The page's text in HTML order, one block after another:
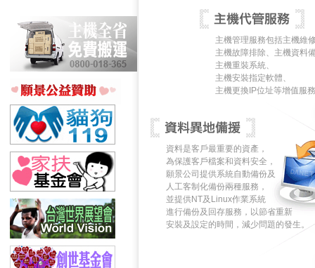
主機管理服務包括主機維
主機故障排除、主機資料
主機重裝系統、
主機安裝指定軟體、
主機更換IP位址等增值服
資料是客戶最重要的資產，
為保護客戶檔案和資料安全，
願景公司提供系統自動備份及
人工客制化備份兩種服務，
並提供NT及Linux作業系統
進行備份及回存服務，以節省重新
安裝及設定的時間，減少問題的發生。